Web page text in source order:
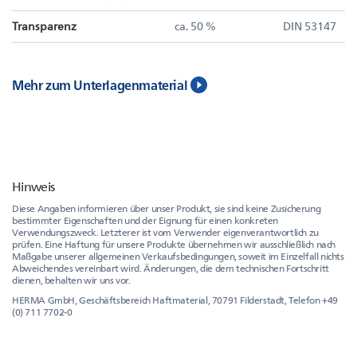
Transparenz ca. 50 % DIN 53147
Mehr zum Unterlagenmaterial
Hinweis
Diese Angaben informieren über unser Produkt, sie sind keine Zusicherung
bestimmter Eigenschaften und der Eignung für einen konkreten
Verwendungszweck. Letzterer ist vom Verwender eigenverantwortlich zu
prüfen. Eine Haftung für unsere Produkte übernehmen wir ausschließlich nach
Maßgabe unserer allgemeinen Verkaufsbedingungen, soweit im Einzelfall nichts
Abweichendes vereinbart wird. Änderungen, die dem technischen Fortschritt
dienen, behalten wir uns vor.
HERMA GmbH, Geschäftsbereich Haftmaterial, 70791 Filderstadt, Telefon +49
(0) 711 7702-0